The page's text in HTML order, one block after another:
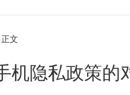
文
机隐私政策的